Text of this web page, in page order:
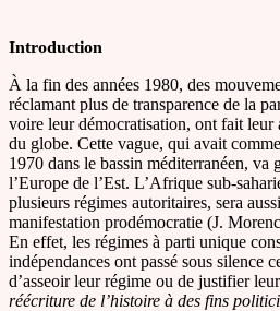
Introduction
À la fin des années 1980, des
réclamant plus de transparence de la
voire leur démocratisation, ont fait leur
du globe. Cette vague, qui avait
1970 dans le bassin méditerranéen, va
l’Europe de l’Est. L’Afrique sub-
plusieurs régimes autoritaires, sera
manifestation prodémocratie (J.
En effet, les régimes à parti unique
indépendances ont passé sous silence
d’asseoir leur régime ou de justifier
réécriture de l’histoire à des fins